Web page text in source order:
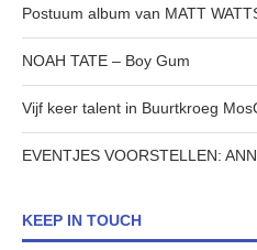
Postuum album van MATT
NOAH TATE – Boy Gum
Vijf keer talent in Buurtkroeg
EVENTJES VOORSTELLEN:
KEEP IN TOUCH